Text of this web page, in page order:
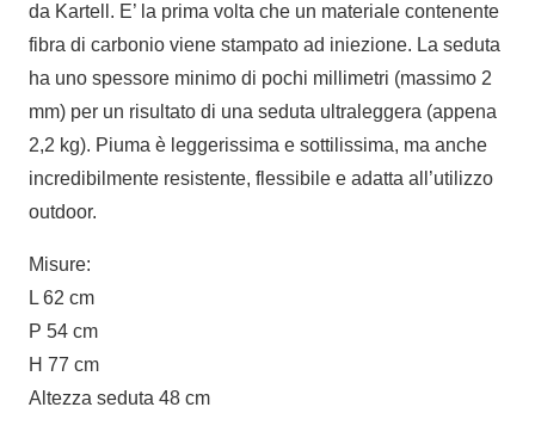
da Kartell. E’ la prima volta che un materiale contenente
fibra di carbonio viene stampato ad iniezione. La seduta
ha uno spessore minimo di pochi millimetri (massimo 2
mm) per un risultato di una seduta ultraleggera (appena
2,2 kg). Piuma è leggerissima e sottilissima, ma anche
incredibilmente resistente, flessibile e adatta all’utilizzo
outdoor.
Misure:
L 62 cm
P 54 cm
H 77 cm
Altezza seduta 48 cm